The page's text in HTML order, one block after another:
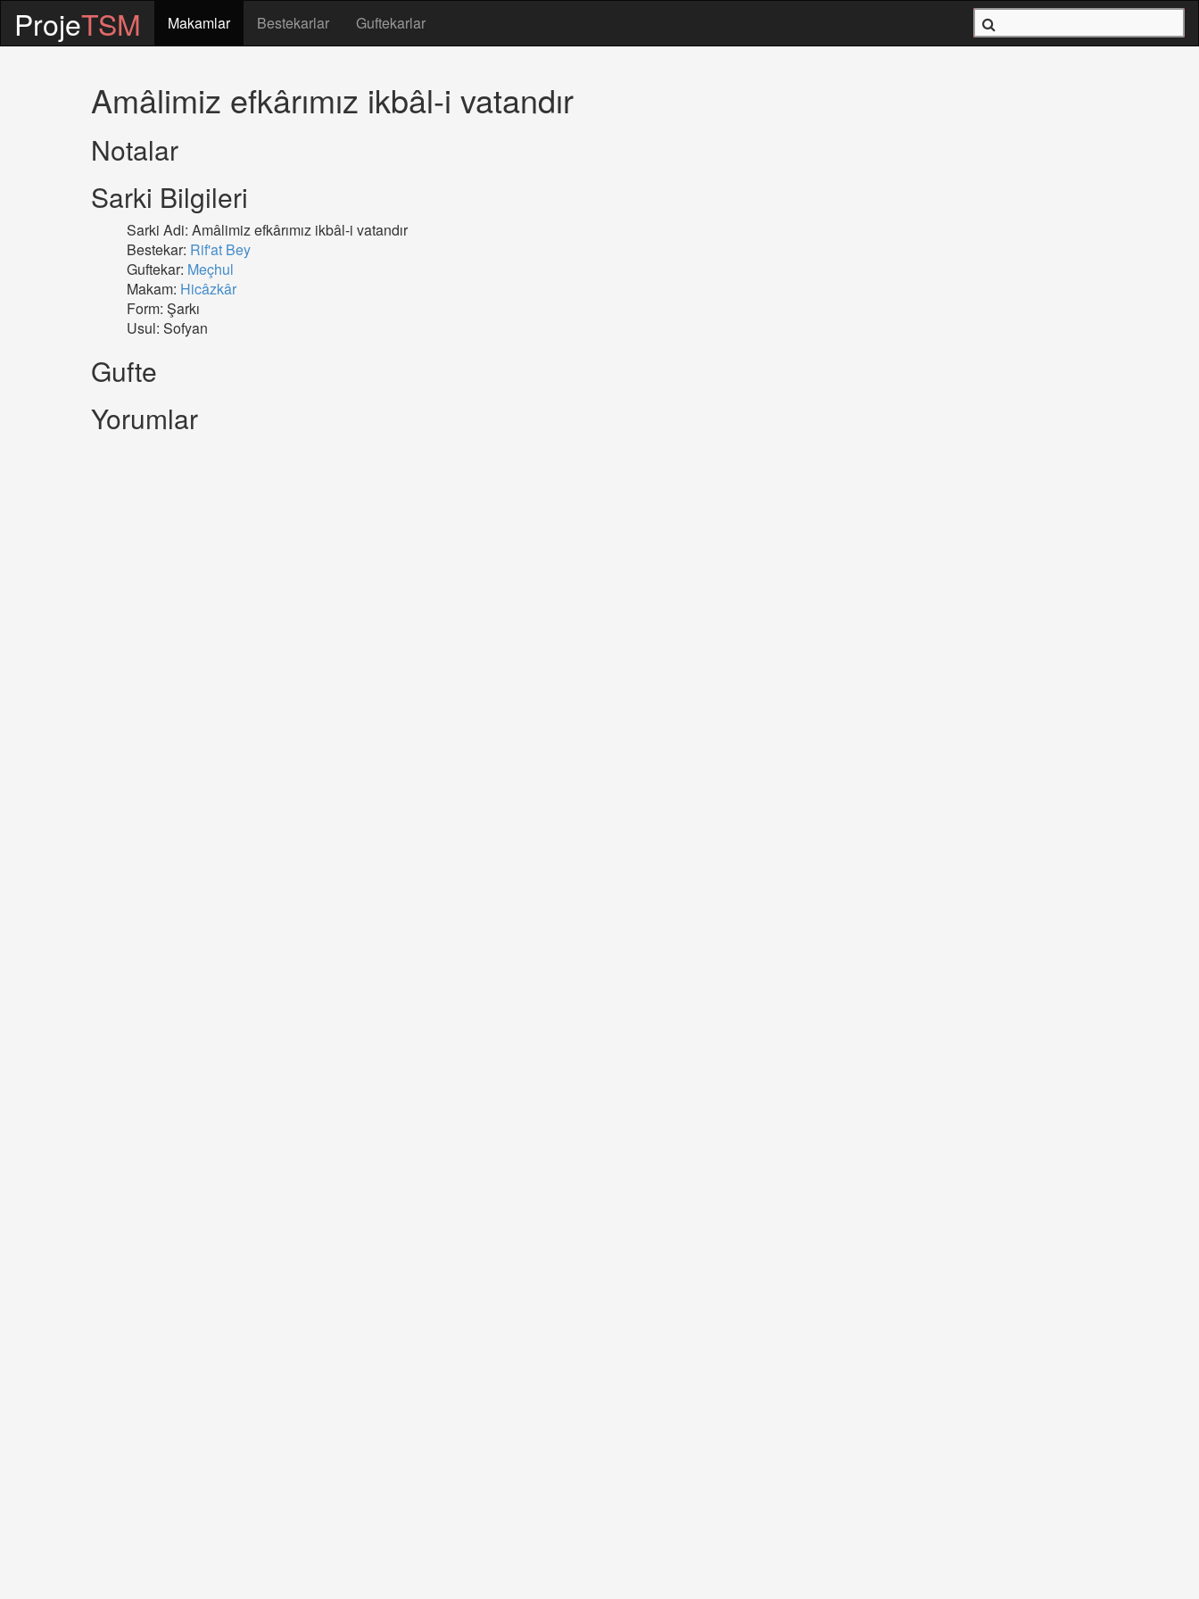
ProjeTSM Makamlar Bestekarlar Guftekarlar
Amâlimiz efkârımız ikbâl-i vatandır
Notalar
Sarki Bilgileri
Sarki Adi: Amâlimiz efkârımız ikbâl-i vatandır
Bestekar: Rif'at Bey
Guftekar: Meçhul
Makam: Hicâzkâr
Form: Şarkı
Usul: Sofyan
Gufte
Yorumlar